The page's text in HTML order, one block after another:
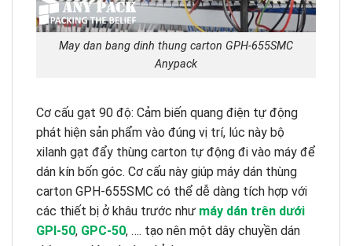
May dan bang dinh thung carton GPH-655SMC
Anypack
Cơ cấu gạt 90 độ: Cảm biến quang điện tự động
phát hiện sản phẩm vào đúng vị trí, lúc này bộ
xilanh gạt đẩy thùng carton tự động đi vào máy để
dán kín bốn góc. Cơ cấu này giúp máy dán thùng
carton GPH-655SMC có thể dễ dàng tích hợp với
các thiết bị ở khâu trước như máy dán trên dưới
GPI-50, GPC-50, …. tạo nên một dây chuyền dán